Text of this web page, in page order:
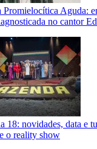
Promielocítica Aguda:
no cantor
18: novidades, data e
o reality show